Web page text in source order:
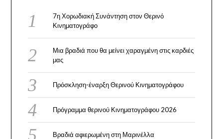
7η Χορωδιακή Συνάντηση στον Θερινό
Κινηματογράφο
Μια βραδιά που θα μείνει χαραγμένη στις καρδιές
μας
Πρόσκληση-έναρξη Θερινού Κινηματογράφου
Πρόγραμμα θερινού Κινηματογράφου 2026
Βραδιά αφιερωμένη στη Μαρινέλλα